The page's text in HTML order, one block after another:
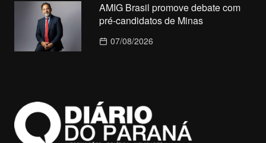
AMIG Brasil promove debate com
pré-candidatos de Minas
07/08/2026